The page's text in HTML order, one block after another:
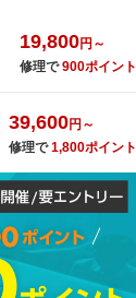
19,800円～
修理で900ポイント
39,600円～
修理で1,800ポイント